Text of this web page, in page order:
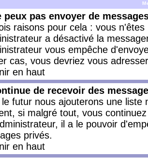
peux pas envoyer de
raisons pour cela : vous
a désactivé la
vous empêche
cas, vous devriez vous
en haut
de recevoir des
le futur nous ajouterons une
si malgré tout, vous
il a le pouvoir
privés.
en haut